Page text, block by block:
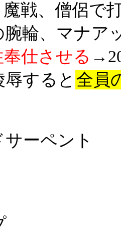
戦、僧侶で
腕輪、マナア
仕させる
すると 全員
ーペント